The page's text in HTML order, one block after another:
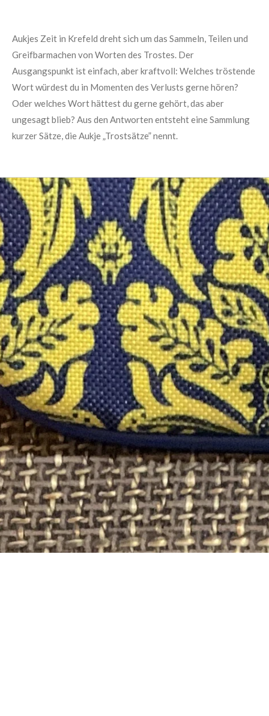
Aukjes Zeit in Krefeld dreht sich um das Sammeln, Teilen und
Greifbarmachen von Worten des Trostes. Der
Ausgangspunkt ist einfach, aber kraftvoll: Welches tröstende
Wort würdest du in Momenten des Verlusts gerne hören?
Oder welches Wort hättest du gerne gehört, das aber
ungesagt blieb? Aus den Antworten entsteht eine Sammlung
kurzer Sätze, die Aukje „Trostsätze” nennt.